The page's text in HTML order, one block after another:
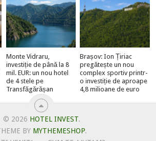
Monte Vidraru,
investiție de până la 8
mil. EUR: un nou hotel
de 4 stele pe
Transfăgărășan
Brașov: Ion Țiriac
pregătește un nou
complex sportiv printr-
o investiție de aproape
4,8 milioane de euro
© 2026 HOTEL INVEST.
BY MYTHEMESHOP.